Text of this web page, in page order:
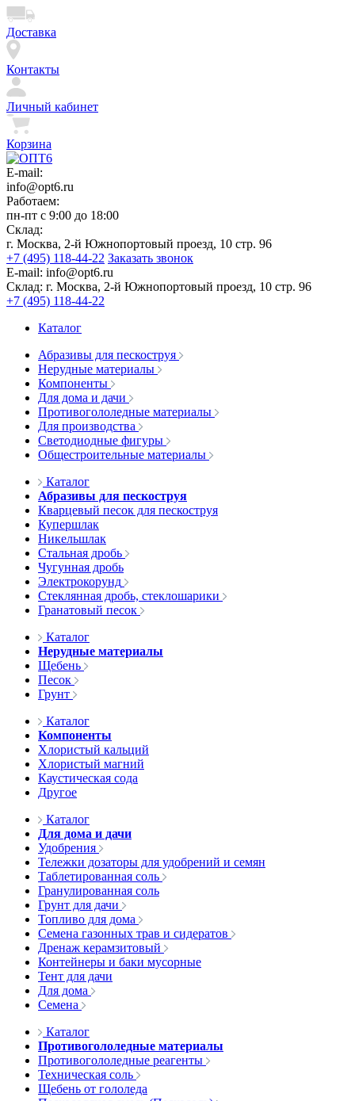
Доставка
Контакты
Личный кабинет
Корзина
E-mail:
info@opt6.ru
Работаем:
пн-пт с 9:00 до 18:00
Склад:
г. Москва, 2-й Южнопортовый проезд, 10 стр. 96
+7 (495) 118-44-22 Заказать звонок
E-mail: info@opt6.ru
Склад: г. Москва, 2-й Южнопортовый проезд, 10 стр. 96
+7 (495) 118-44-22
Каталог
Абразивы для пескоструя
Нерудные материалы
Компоненты
Для дома и дачи
Противогололедные материалы
Для производства
Светодиодные фигуры
Общестроительные материалы
Каталог
Абразивы для пескоструя
Кварцевый песок для пескоструя
Купершлак
Никельшлак
Стальная дробь
Чугунная дробь
Электрокорунд
Стеклянная дробь, стеклошарики
Гранатовый песок
Каталог
Нерудные материалы
Щебень
Песок
Грунт
Каталог
Компоненты
Хлористый кальций
Хлористый магний
Каустическая сода
Другое
Каталог
Для дома и дачи
Удобрения
Тележки дозаторы для удобрений и семян
Таблетированная соль
Гранулированная соль
Грунт для дачи
Топливо для дома
Семена газонных трав и сидератов
Дренаж керамзитовый
Контейнеры и баки мусорные
Тент для дачи
Для дома
Семена
Каталог
Противогололедные материалы
Противогололедные реагенты
Техническая соль
Щебень от гололеда